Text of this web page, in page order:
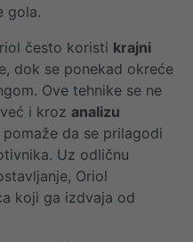
gola.
često koristi krajni
dok se ponekad okreće
Ove tehnike se ne
i kroz analizu
pomaže da se prilagodi
Uz odličnu
Oriol
koji ga izdvaja od